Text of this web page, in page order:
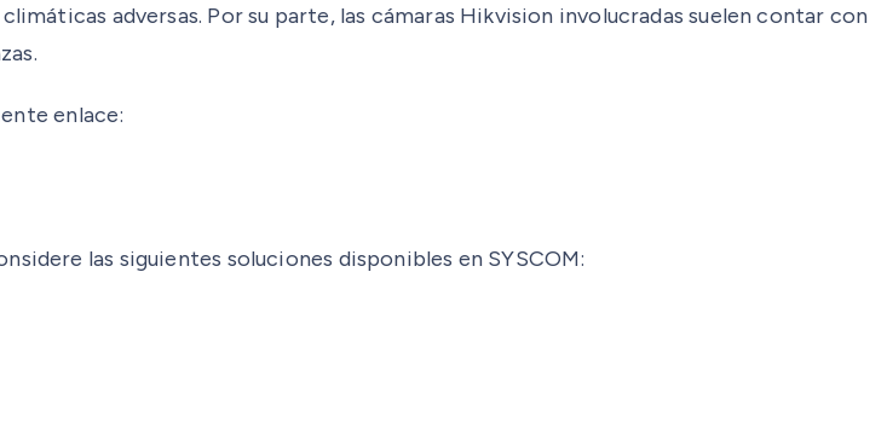
adversas. Por su parte, las cámaras Hikvision involucradas suelen contar con
enlace:
las siguientes soluciones disponibles en SYSCOM: